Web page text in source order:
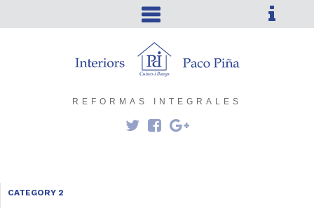
REFORMAS INTEGRALES
CATEGORY 2